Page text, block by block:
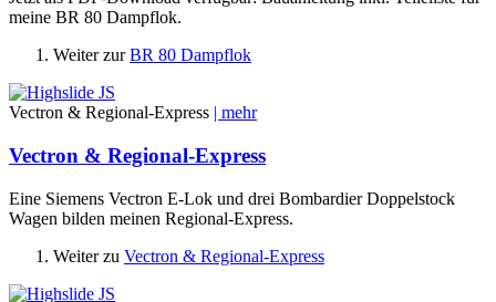
meine BR 80 Dampflok.
Weiter zurBR 80 Dampflok
Vectron & Regional-Express | mehr
Vectron & Regional-Express
Eine Siemens Vectron E-Lok und drei Bombardier Doppelstock
Wagen bilden meinen Regional-Express.
Weiter zu Vectron & Regional-Express